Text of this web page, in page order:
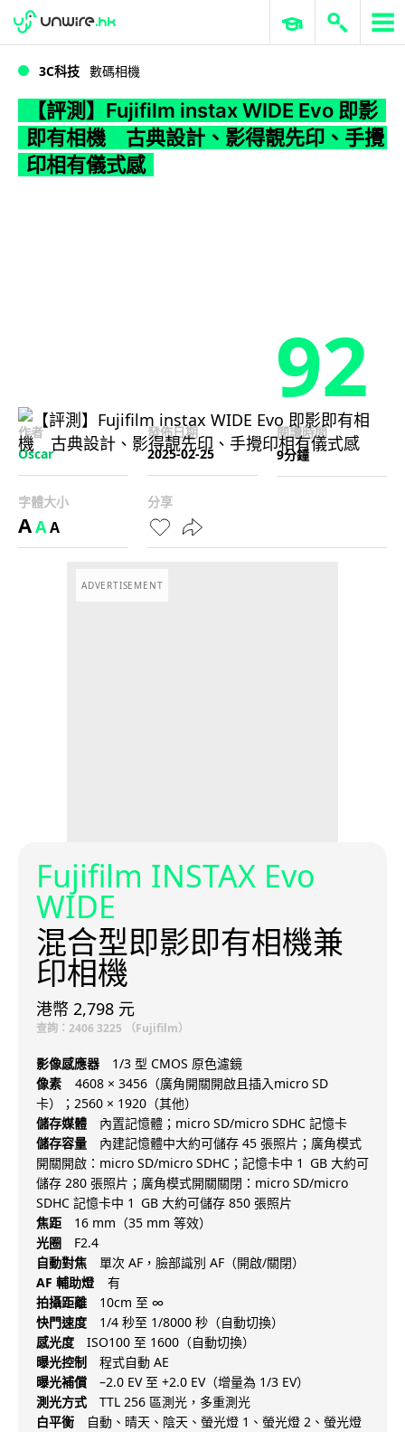
WWDC 2026 ERP 與商業 AI
3C科技 數碼相機
【評測】Fujifilm instax WIDE Evo 即影
即有相機 古典設計、影得靚先印、手攪
印相有儀式感
92
作者
Oscar
發佈日期
2025-02-25
閱讀時間
9分鐘
字體大小
AAA
分享
ADVERTISEMENT
Fujifilm INSTAX Evo
WIDE
混合型即影即有相機兼
印相機
港幣 2,798 元
查詢：2406 3225 （Fujifilm）
影像感應器
1/3 型 CMOS 原色濾鏡
像素
4608 × 3456（廣角開關開啟且插入micro SD
卡）；2560 × 1920（其他）
儲存媒體
內置記憶體；micro SD/micro SDHC 記憶卡
儲存容量
內建記憶體中大約可儲存 45 張照片；廣角模式
開關開啟：micro SD/micro SDHC；記憶卡中 1 GB 大約可
儲存 280 張照片；廣角模式開關關閉：micro SD/micro
SDHC 記憶卡中 1 GB 大約可儲存 850 張照片
焦距
16 mm（35 mm 等效）
光圈
F2.4
自動對焦
單次 AF，臉部識別 AF（開啟/關閉）
AF 輔助燈
有
拍攝距離
10cm 至 ∞
快門速度
1/4 秒至 1/8000 秒（自動切換）
感光度
ISO100 至 1600（自動切換）
曝光控制
程式自動 AE
曝光補償
–2.0 EV 至 +2.0 EV（增量為 1/3 EV）
測光方式
TTL 256 區測光，多重測光
白平衡
自動、晴天、陰天、螢光燈 1、螢光燈 2、螢光燈